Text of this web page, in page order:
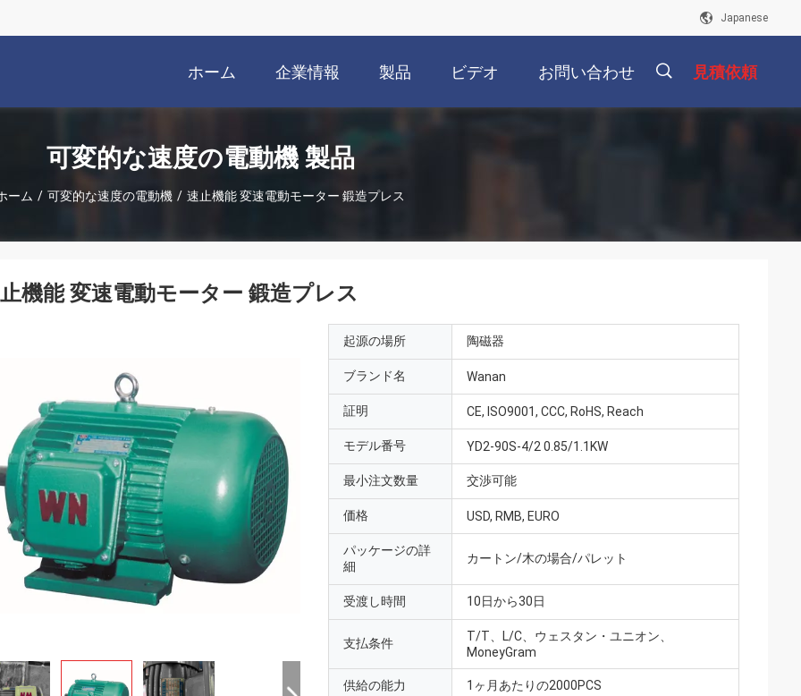
Japanese
ホーム 企業情報 製品 ビデオ お問い合わせ 見積依頼
可変的な速度の電動機 製品
ーム / 可変的な速度の電動機 / 速止機能 変速電動モーター 鍛造プレス
機能 変速電動モーター 鍛造プレス
起源の場所 陶磁器
ブランド名 Wanan
証明 CE, ISO9001, CCC, RoHS, Reach
モデル番号 YD2-90S-4/2 0.85/1.1KW
最小注文数量 交渉可能
価格 USD, RMB, EURO
パッケージの詳
細
カートン/木の場合/パレット
受渡し時間 10日から30日
支払条件
T/T、L/C、ウェスタン・ユニオン、
MoneyGram
供給の能力 1ヶ月あたりの2000PCS